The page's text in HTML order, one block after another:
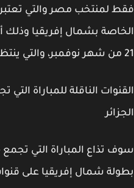
لمنتخب مصر والتي تعتبر
بشمال إفريقيا وذلك
الناقلة للمباراة التي
تذاع المباراة التي تجمع